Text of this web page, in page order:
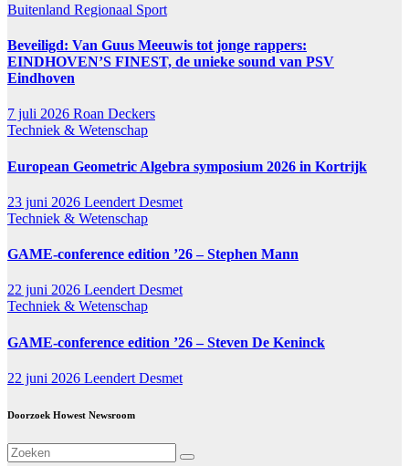
Buitenland Regionaal Sport
Beveiligd: Van Guus Meeuwis tot jonge rappers:
EINDHOVEN’S FINEST, de unieke sound van PSV
Eindhoven
7 juli 2026 Roan Deckers
Techniek & Wetenschap
European Geometric Algebra symposium 2026 in Kortrijk
23 juni 2026 Leendert Desmet
Techniek & Wetenschap
GAME-conference edition ’26 – Stephen Mann
22 juni 2026 Leendert Desmet
Techniek & Wetenschap
GAME-conference edition ’26 – Steven De Keninck
22 juni 2026 Leendert Desmet
Doorzoek Howest Newsroom